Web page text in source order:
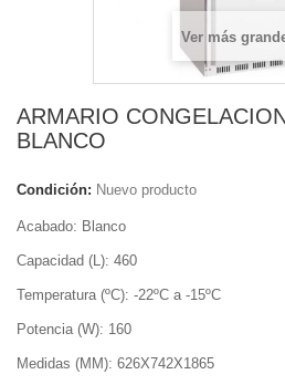
Ver más
ARMARIO
BLANCO
Condición: Nuevo producto
Acabado: Blanco
Capacidad (L): 460
Temperatura (ºC): -22ºC a -15ºC
Potencia (W): 160
Medidas (MM): 626X742X1865